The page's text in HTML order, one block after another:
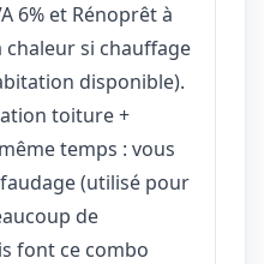
6% et Rénoprêt à
chaleur si chauffage
disponible).
toiture +
temps : vous
(utilisé pour
de
font ce combo